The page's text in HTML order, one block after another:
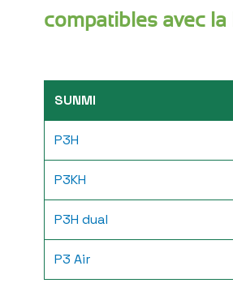
compatibles avec la
SUNMI
P3H
P3KH
P3H dual
P3 Air